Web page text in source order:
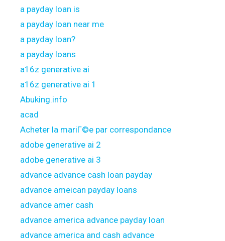
a payday loan is
a payday loan near me
a payday loan?
a payday loans
a16z generative ai
a16z generative ai 1
Abuking.info
acad
Acheter la mariГ©e par correspondance
adobe generative ai 2
adobe generative ai 3
advance advance cash loan payday
advance ameican payday loans
advance amer cash
advance america advance payday loan
advance america and cash advance